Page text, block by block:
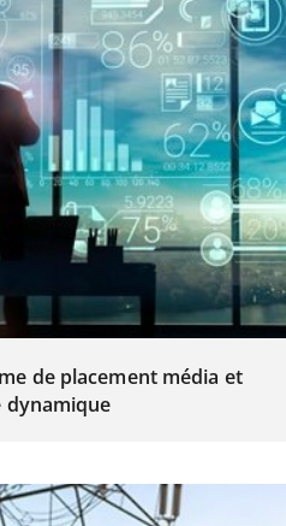
de placement média et
dynamique